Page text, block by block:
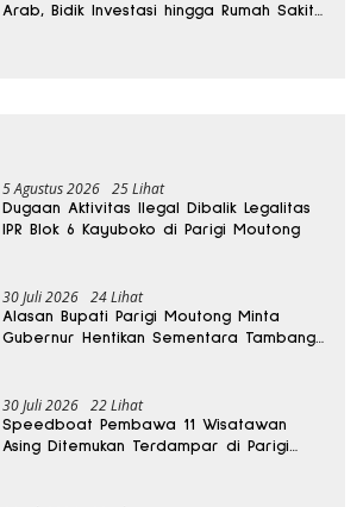
Arab, Bidik Investasi hingga Rumah Sakit
5 Agustus 2026 25 Lihat
Dugaan Aktivitas Ilegal Dibalik Legalitas
IPR Blok 6 Kayuboko di Parigi Moutong
30 Juli 2026 24 Lihat
Alasan Bupati Parigi Moutong Minta
Gubernur Hentikan Sementara Tambang
30 Juli 2026 22 Lihat
Speedboat Pembawa 11 Wisatawan
Asing Ditemukan Terdampar di Parigi